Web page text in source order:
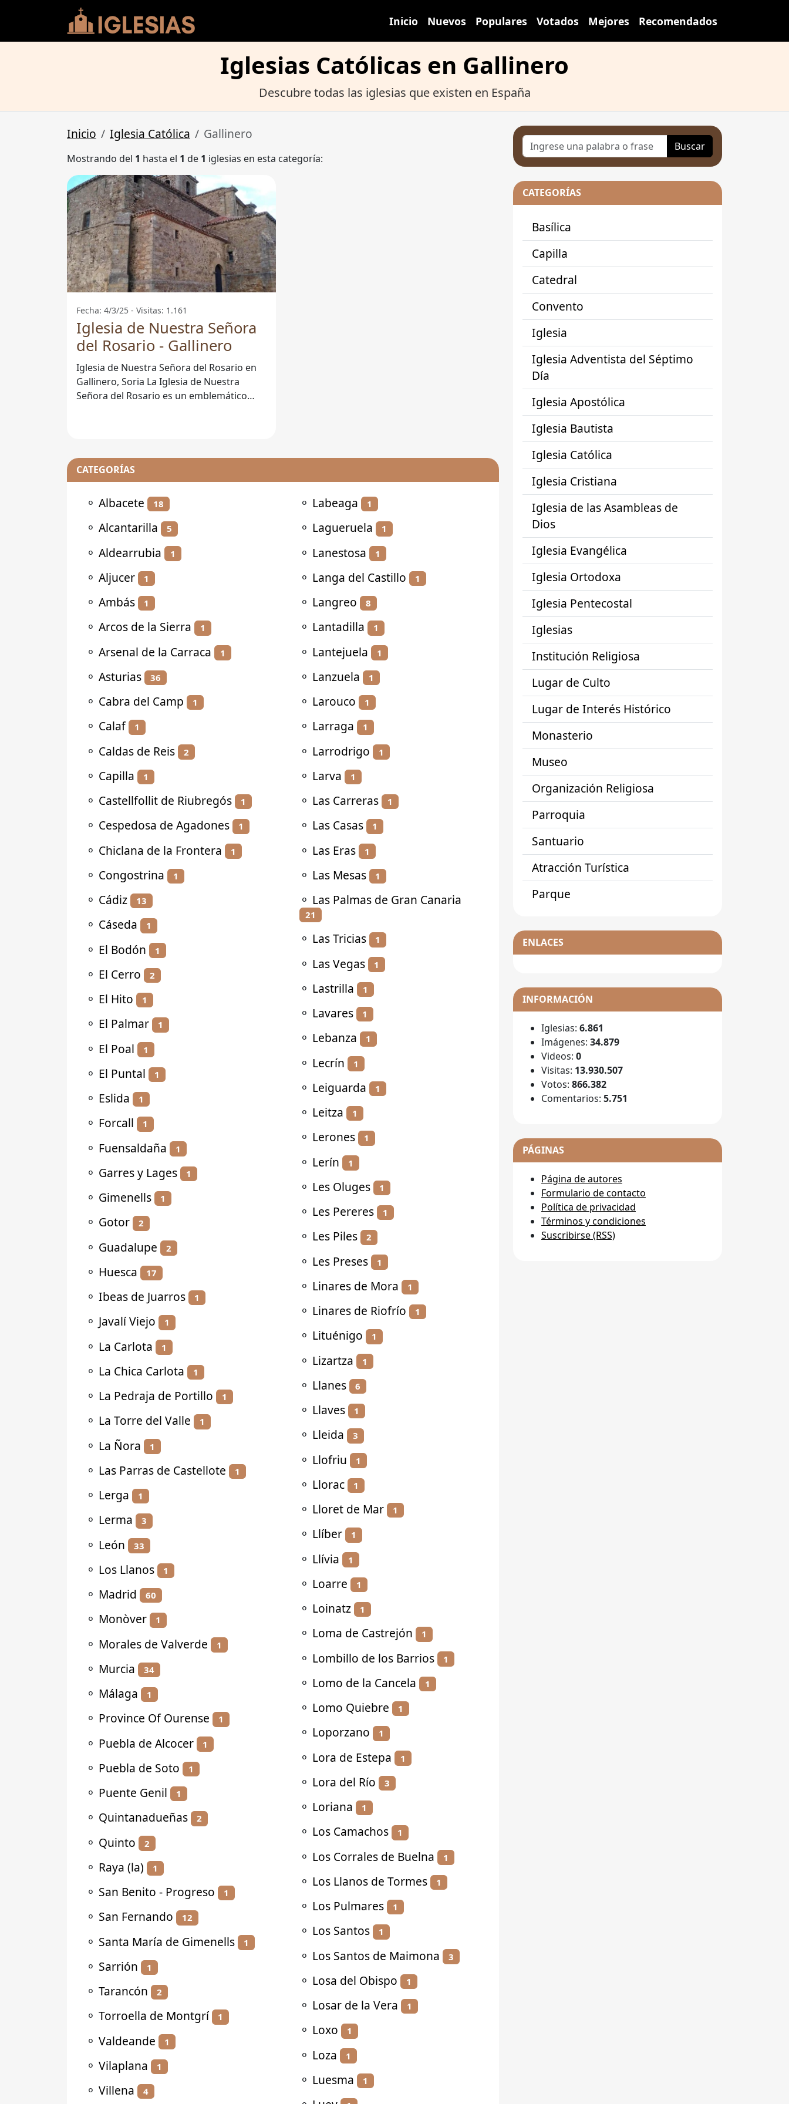
Inicio Nuevos Populares Votados Mejores Recomendados
Iglesias Católicas en Gallinero
Descubre todas las iglesias que existen en España
Inicio Iglesia Católica Gallinero
Mostrando del 1 hasta el 1 de 1 iglesias en esta categoría:
Fecha: 4/3/25 - Visitas: 1.161
Iglesia de Nuestra Señora
del Rosario - Gallinero
Iglesia de Nuestra Señora del Rosario en
Gallinero, Soria La Iglesia de Nuestra
Señora del Rosario es un emblemático
CATEGORÍAS
⚬ Albacete 18
⚬ Alcantarilla 5
⚬ Aldearrubia 1
⚬ Aljucer 1
⚬ Ambás 1
⚬ Arcos de la Sierra 1
⚬ Arsenal de la Carraca 1
⚬ Asturias 36
⚬ Cabra del Camp 1
⚬ Calaf 1
⚬ Caldas de Reis 2
⚬ Capilla 1
⚬ Castellfollit de Riubregós 1
⚬ Cespedosa de Agadones 1
⚬ Chiclana de la Frontera 1
⚬ Congostrina 1
⚬ Cádiz 13
⚬ Cáseda 1
⚬ El Bodón 1
⚬ El Cerro 2
⚬ El Hito 1
⚬ El Palmar 1
⚬ El Poal 1
⚬ El Puntal 1
⚬ Eslida 1
⚬ Forcall 1
⚬ Fuensaldaña 1
⚬ Garres y Lages 1
⚬ Gimenells 1
⚬ Gotor 2
⚬ Guadalupe 2
⚬ Huesca 17
⚬ Ibeas de Juarros 1
⚬ Javalí Viejo 1
⚬ La Carlota 1
⚬ La Chica Carlota 1
⚬ La Pedraja de Portillo 1
⚬ La Torre del Valle 1
⚬ La Ñora 1
⚬ Las Parras de Castellote 1
⚬ Lerga 1
⚬ Lerma 3
⚬ León 33
⚬ Los Llanos 1
⚬ Madrid 60
⚬ Monòver 1
⚬ Morales de Valverde 1
⚬ Murcia 34
⚬ Málaga 1
⚬ Province Of Ourense 1
⚬ Puebla de Alcocer 1
⚬ Puebla de Soto 1
⚬ Puente Genil 1
⚬ Quintanadueñas 2
⚬ Quinto 2
⚬ Raya (la) 1
⚬ San Benito - Progreso 1
⚬ San Fernando 12
⚬ Santa María de Gimenells 1
⚬ Sarrión 1
⚬ Tarancón 2
⚬ Torroella de Montgrí 1
⚬ Valdeande 1
⚬ Vilaplana 1
⚬ Villena 4
⚬ Labeaga 1
⚬ Lagueruela 1
⚬ Lanestosa 1
⚬ Langa del Castillo 1
⚬ Langreo 8
⚬ Lantadilla 1
⚬ Lantejuela 1
⚬ Lanzuela 1
⚬ Larouco 1
⚬ Larraga 1
⚬ Larrodrigo 1
⚬ Larva 1
⚬ Las Carreras 1
⚬ Las Casas 1
⚬ Las Eras 1
⚬ Las Mesas 1
⚬ Las Palmas de Gran Canaria
21
⚬ Las Tricias 1
⚬ Las Vegas 1
⚬ Lastrilla 1
⚬ Lavares 1
⚬ Lebanza 1
⚬ Lecrín 1
⚬ Leiguarda 1
⚬ Leitza 1
⚬ Lerones 1
⚬ Lerín 1
⚬ Les Oluges 1
⚬ Les Pereres 1
⚬ Les Piles 2
⚬ Les Preses 1
⚬ Linares de Mora 1
⚬ Linares de Riofrío 1
⚬ Lituénigo 1
⚬ Lizartza 1
⚬ Llanes 6
⚬ Llaves 1
⚬ Lleida 3
⚬ Llofriu 1
⚬ Llorac 1
⚬ Lloret de Mar 1
⚬ Llíber 1
⚬ Llívia 1
⚬ Loarre 1
⚬ Loinatz 1
⚬ Loma de Castrejón 1
⚬ Lombillo de los Barrios 1
⚬ Lomo de la Cancela 1
⚬ Lomo Quiebre 1
⚬ Loporzano 1
⚬ Lora de Estepa 1
⚬ Lora del Río 3
⚬ Loriana 1
⚬ Los Camachos 1
⚬ Los Corrales de Buelna 1
⚬ Los Llanos de Tormes 1
⚬ Los Pulmares 1
⚬ Los Santos 1
⚬ Los Santos de Maimona 3
⚬ Losa del Obispo 1
⚬ Losar de la Vera 1
⚬ Loxo 1
⚬ Loza 1
⚬ Luesma 1
Buscar
CATEGORÍAS
Basílica
Capilla
Catedral
Convento
Iglesia
Iglesia Adventista del Séptimo
Día
Iglesia Apostólica
Iglesia Bautista
Iglesia Católica
Iglesia Cristiana
Iglesia de las Asambleas de
Dios
Iglesia Evangélica
Iglesia Ortodoxa
Iglesia Pentecostal
Iglesias
Institución Religiosa
Lugar de Culto
Lugar de Interés Histórico
Monasterio
Museo
Organización Religiosa
Parroquia
Santuario
Atracción Turística
Parque
ENLACES
INFORMACIÓN
Iglesias: 6.861
Imágenes: 34.879
Videos: 0
Visitas: 13.930.507
Votos: 866.382
Comentarios: 5.751
PÁGINAS
Página de autores
Formulario de contacto
Política de privacidad
Términos y condiciones
Suscribirse (RSS)